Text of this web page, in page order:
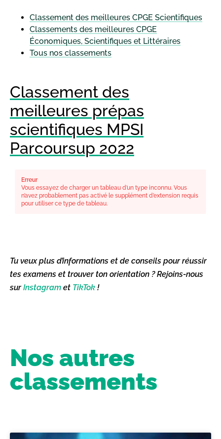
Classement des meilleures CPGE Scientifiques
Classements des meilleures CPGE
Économiques, Scientifiques et Littéraires
Tous nos classements
Classement des
meilleures prépas
scientifiques MPSI
Parcoursup 2022
Erreur
Vous essayez de charger un tableau d’un type inconnu. Vous
n’avez probablement pas activé le supplément d’extension requis
pour utiliser ce type de tableau.
Tu veux plus d’informations et de conseils pour réussir
tes examens et trouver ton orientation ? Rejoins-nous
surInstagram et TikTok !
Nos autres
classements